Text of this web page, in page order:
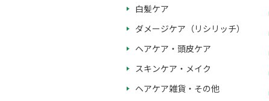
白髪ケア
ダメージケア（リシリッチ）
ヘアケア・頭皮ケア
スキンケア・メイク
ヘアケア雑貨・その他